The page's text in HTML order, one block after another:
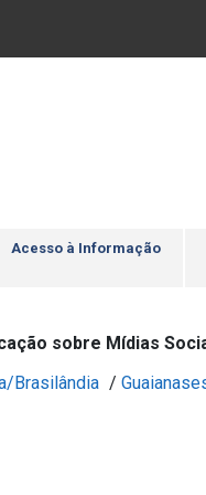
Acesso à Informação
sobre Mídias
Brasilândia /